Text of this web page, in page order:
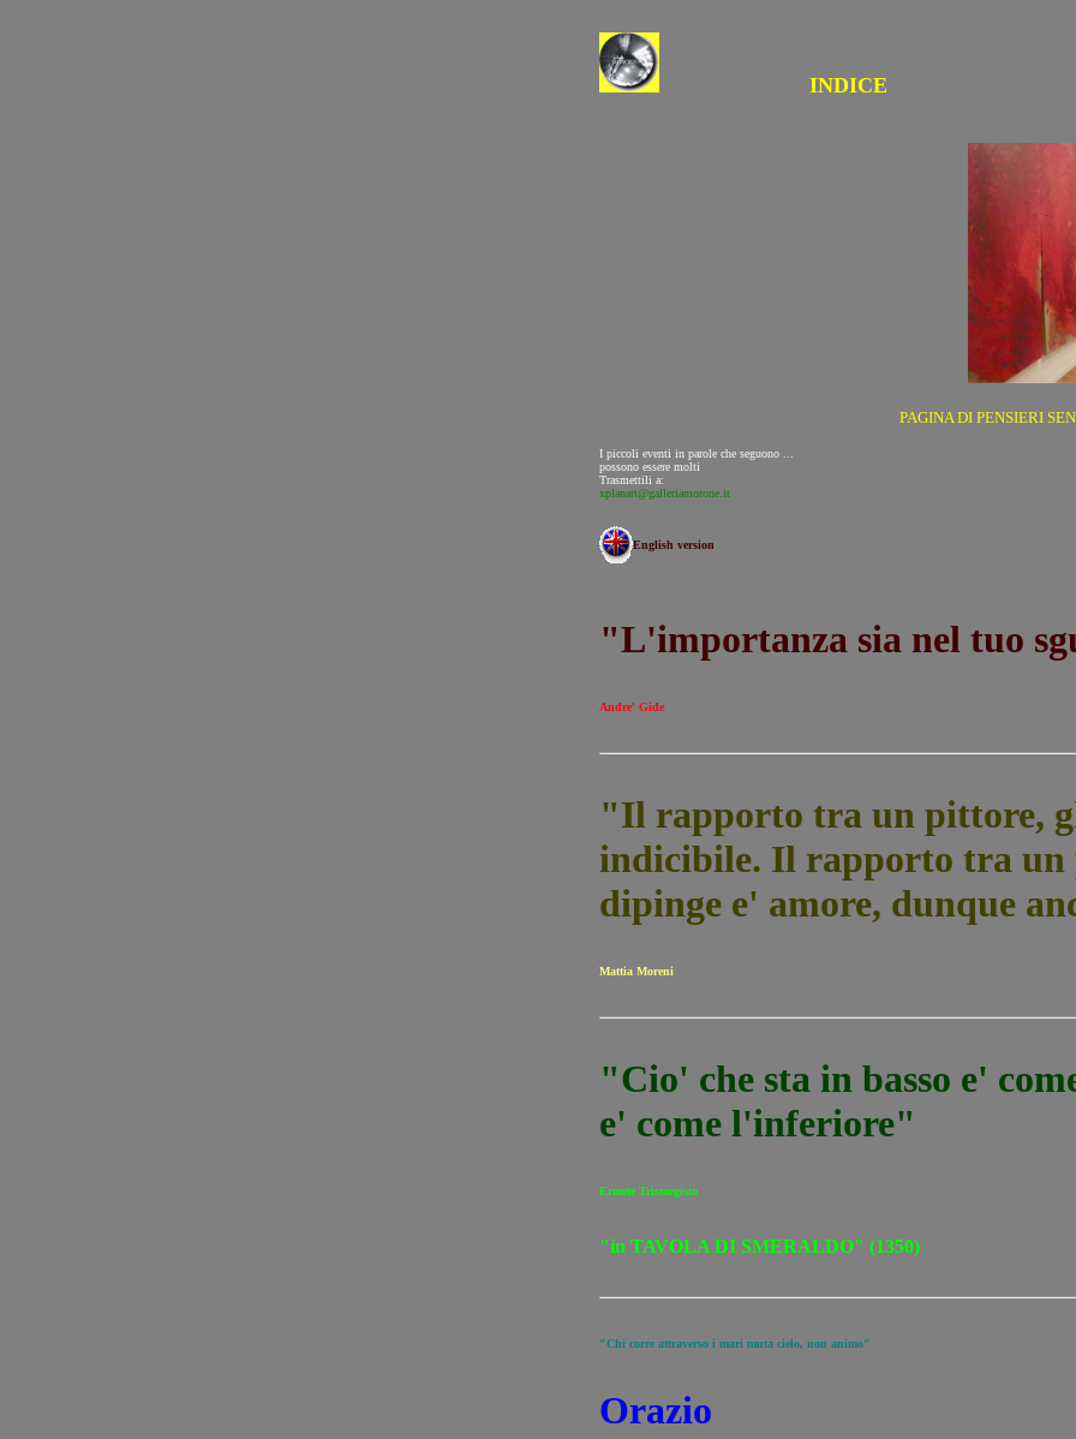
INDICE
PAGINA DI PENSIERI
I piccoli eventi in parole che seguono ...
possono essere molti
Trasmettili a:
xplanart@galleriamorone.it
English version
"L'importanza sia nel tuo
Andre' Gide
"Il rapporto tra un pittore,
indicibile. Il rapporto tra un
dipinge e' amore, dunque
Mattia Moreni
"Cio' che sta in basso e'
e' come l'inferiore"
Ermete Trismegisto
"in TAVOLA DI SMERALDO" (1350)
"Chi corre attraverso i mari muta cielo, non animo"
Orazio